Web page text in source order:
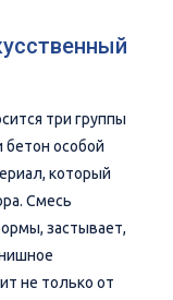
три группы
бетон особой
который
Смесь
застывает,
не только от